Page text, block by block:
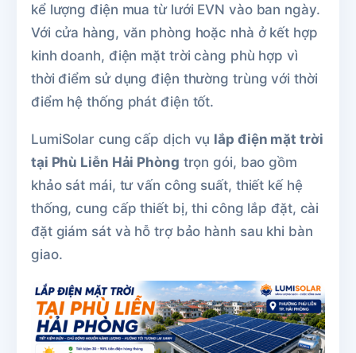
kể lượng điện mua từ lưới EVN vào ban ngày.
Với cửa hàng, văn phòng hoặc nhà ở kết hợp
kinh doanh, điện mặt trời càng phù hợp vì
thời điểm sử dụng điện thường trùng với thời
điểm hệ thống phát điện tốt.
LumiSolar cung cấp dịch vụ lắp điện mặt trời
tại Phù Liễn Hải Phòng trọn gói, bao gồm
khảo sát mái, tư vấn công suất, thiết kế hệ
thống, cung cấp thiết bị, thi công lắp đặt, cài
đặt giám sát và hỗ trợ bảo hành sau khi bàn
giao.